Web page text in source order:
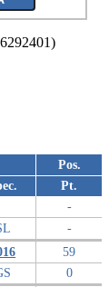
Pos.
Pt.
-
-
59
0